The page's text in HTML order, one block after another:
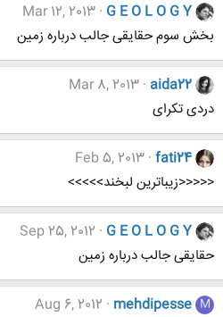
G E O L O G Y
Mar 12, 2013
بخش سوم حقایقی جالب درباره زمین
aida22
Mar 8, 2013
دردی تکرای
fati24
Feb 5, 2013
<<<<<زیباترین لبخند>>>>>
G E O L O G Y
Sep 25, 2012
حقایقی جالب درباره زمین
M
mehdipesse
Aug 6, 2012